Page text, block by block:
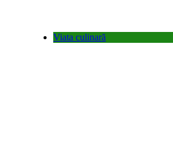
Viata culinară